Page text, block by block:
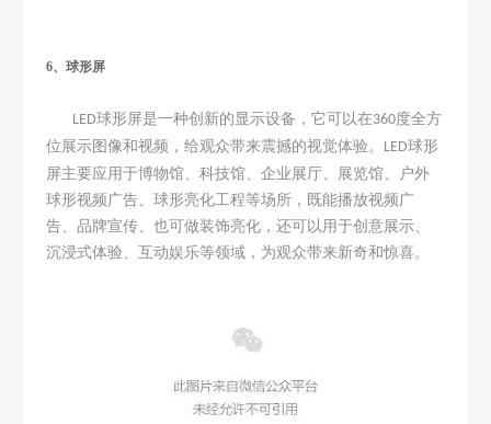
6、球形屏
LED球形屏是一种创新的显示设备，它可以在360度全方
位展示图像和视频，给观众带来震撼的视觉体验。 LED球形
屏主要应用于博物馆、科技馆、企业展厅、展览馆、户外
球形视频广告、球形亮化工程等场所，既能播放视频广
告、品牌宣传、也可做装饰亮化 ，还可以用于创意展示、
沉浸式体验、互动娱乐等领域，为观众带来新奇和惊喜。